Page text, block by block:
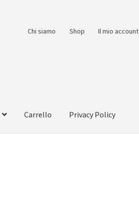
Chi siamo Shop Il mio account
Carrello Privacy Policy